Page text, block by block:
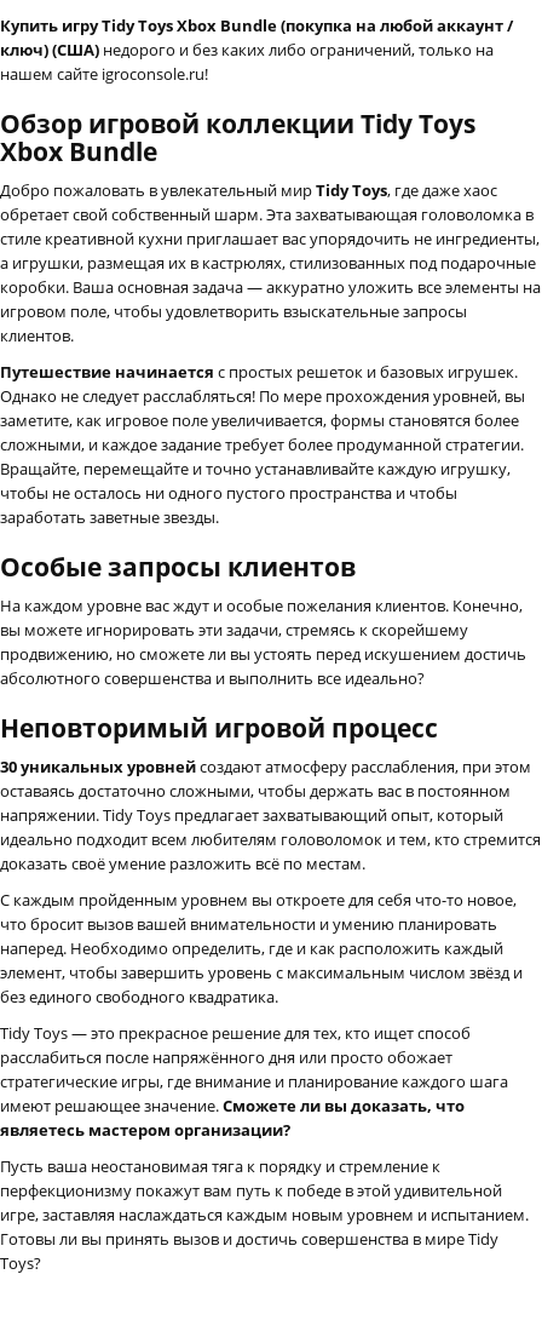
Купить игру Tidy Toys Xbox Bundle (покупка на любой аккаунт /
ключ) (США) недорого и без каких либо ограничений, только на
нашем сайте igroconsole.ru!
Обзор игровой коллекции Tidy Toys
Xbox Bundle
Добро пожаловать в увлекательный мирTidy Toys, где даже хаос
обретает свой собственный шарм. Эта захватывающая головоломка в
стиле креативной кухни приглашает вас упорядочить не ингредиенты,
а игрушки, размещая их в кастрюлях, стилизованных под подарочные
коробки. Ваша основная задача — аккуратно уложить все элементы на
игровом поле, чтобы удовлетворить взыскательные запросы
клиентов.
Путешествие начинается с простых решеток и базовых игрушек.
Однако не следует расслабляться! По мере прохождения уровней, вы
заметите, как игровое поле увеличивается, формы становятся более
сложными, и каждое задание требует более продуманной стратегии.
Вращайте, перемещайте и точно устанавливайте каждую игрушку,
чтобы не осталось ни одного пустого пространства и чтобы
заработать заветные звезды.
Особые запросы клиентов
На каждом уровне вас ждут и особые пожелания клиентов. Конечно,
вы можете игнорировать эти задачи, стремясь к скорейшему
продвижению, но сможете ли вы устоять перед искушением достичь
абсолютного совершенства и выполнить все идеально?
Неповторимый игровой процесс
30 уникальных уровнейсоздают атмосферу расслабления, при этом
оставаясь достаточно сложными, чтобы держать вас в постоянном
напряжении. Tidy Toys предлагает захватывающий опыт, который
идеально подходит всем любителям головоломок и тем, кто стремится
доказать своё умение разложить всё по местам.
С каждым пройденным уровнем вы откроете для себя что-то новое,
что бросит вызов вашей внимательности и умению планировать
наперед. Необходимо определить, где и как расположить каждый
элемент, чтобы завершить уровень с максимальным числом звёзд и
без единого свободного квадратика.
Tidy Toys — это прекрасное решение для тех, кто ищет способ
расслабиться после напряжённого дня или просто обожает
стратегические игры, где внимание и планирование каждого шага
имеют решающее значение.Сможете ли вы доказать, что
являетесь мастером организации?
Пусть ваша неостановимая тяга к порядку и стремление к
перфекционизму покажут вам путь к победе в этой удивительной
игре, заставляя наслаждаться каждым новым уровнем и испытанием.
Готовы ли вы принять вызов и достичь совершенства в мире Tidy
Toys?